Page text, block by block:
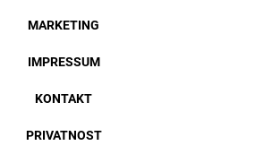
MARKETING
IMPRESSUM
KONTAKT
PRIVATNOST